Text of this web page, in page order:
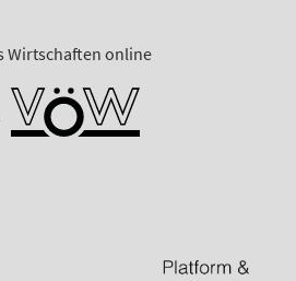
Wirtschaften online